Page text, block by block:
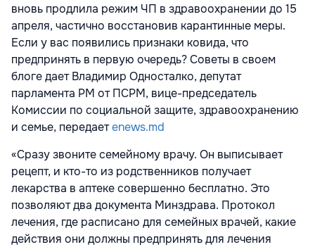
вновь продлила режим ЧП в здравоохранении до 15
апреля, частично восстановив карантинные меры.
Если у вас появились признаки ковида, что
предпринять в первую очередь? Советы в своем
блоге дает Владимир Односталко, депутат
парламента РМ от ПСРМ, вице-председатель
Комиссии по социальной защите, здравоохранению
и семье, передаетenews.md
«Сразу звоните семейному врачу. Он выписывает
рецепт, и кто-то из родственников получает
лекарства в аптеке совершенно бесплатно. Это
позволяют два документа Минздрава. Протокол
лечения, где расписано для семейных врачей, какие
действия они должны предпринять для лечения